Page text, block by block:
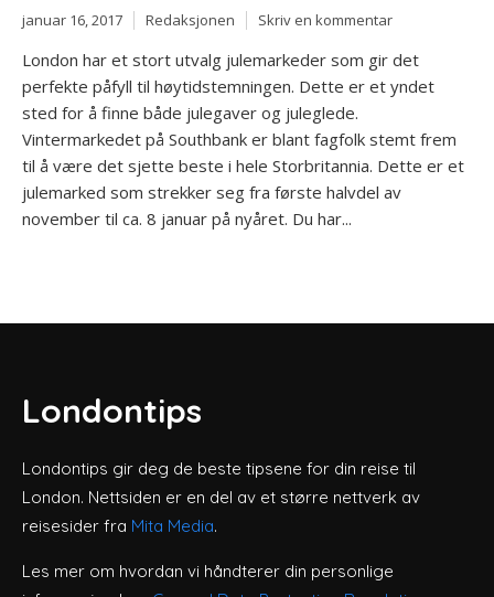
januar 16, 2017 Redaksjonen Skriv en kommentar
London har et stort utvalg julemarkeder som gir det
perfekte påfyll til høytidstemningen. Dette er et yndet
sted for å finne både julegaver og juleglede.
Vintermarkedet på Southbank er blant fagfolk stemt frem
til å være det sjette beste i hele Storbritannia. Dette er et
julemarked som strekker seg fra første halvdel av
november til ca. 8 januar på nyåret. Du har...
Londontips
Londontips gir deg de beste tipsene for din reise til
London. Nettsiden er en del av et større nettverk av
reisesider fra Mita Media.
Les mer om hvordan vi håndterer din personlige